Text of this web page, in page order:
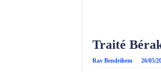
Traité
Rav Bendrihem 26/05/